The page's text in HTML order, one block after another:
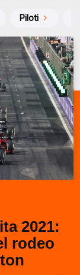
Piloti
2021:
rodeo